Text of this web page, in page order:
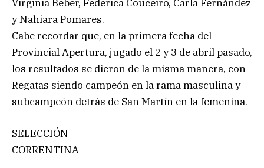
Virginia Beber, Federica Couceiro, Carla Fernández
y Nahiara Pomares.
Cabe recordar que, en la primera fecha del
Provincial Apertura, jugado el 2 y 3 de abril pasado,
los resultados se dieron de la misma manera, con
Regatas siendo campeón en la rama masculina y
subcampeón detrás de San Martín en la femenina.
SELECCIÓN
CORRENTINA